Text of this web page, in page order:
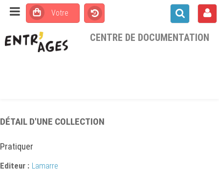
CENTRE DE DOCUMENTATION
DÉTAIL D'UNE COLLECTION
Pratiquer
Editeur : Lamarre